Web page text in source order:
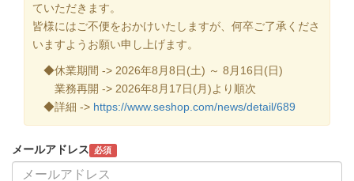
ていただきます。
皆様にはご不便をおかけいたしますが、何卒ご了承くださ
いますようお願い申し上げます。
◆休業期間 -> 2026年8月8日(土) ～ 8月16日(日)
業務再開 -> 2026年8月17日(月)より順次
◆詳細 -> https://www.seshop.com/news/detail/689
メールアドレス 必須